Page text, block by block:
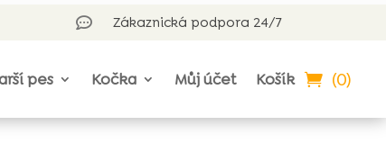
 Zákaznická podpora 24/7
pes Kočka Můj účet Košík (0)